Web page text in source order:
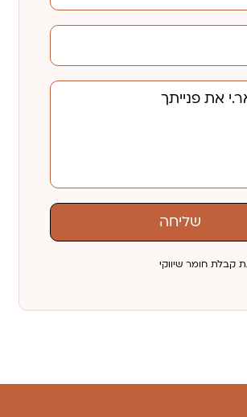
שליחה
קבלת חומר שיווקי